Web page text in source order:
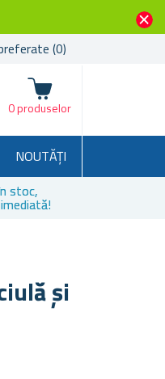
(0)
Coșul
0 produselor
NOUTĂȚI
stoc,
și